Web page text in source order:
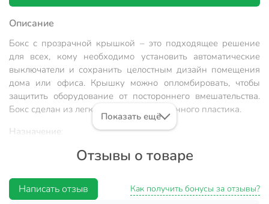
Описание
Бокс с прозрачной крышкой – это подходящее решение
для всех, кому необходимо установить автоматические
выключатели и сохранить целостным дизайн помещения
дома или офиса. Крышку можно опломбировать, чтобы
защитить оборудование от постороннего вмешательства.
Бокс сделан из легкого высококачественного пластика.
Назначение:
Для установки автоматических выключателей с
номинальным током не более 40 А, при температуре
окружающей среды от -5 ºС до +40 ºС. Для размещения 8-
ми и менее электроаппаратов.
Показать ещё
Отзывы о товаре
Написать отзыв Как получить бонусы за отзывы?